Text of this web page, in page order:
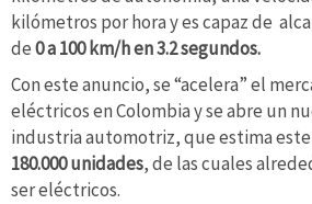
kilómetros por hora y es capaz de
de0 a 100 km/h en 3.2 segundos.
Con este anuncio, se “acelera” el
eléctricos en Colombia y se abre un
industria automotriz, que estima este
180.000 unidades, de las cuales
ser eléctricos.